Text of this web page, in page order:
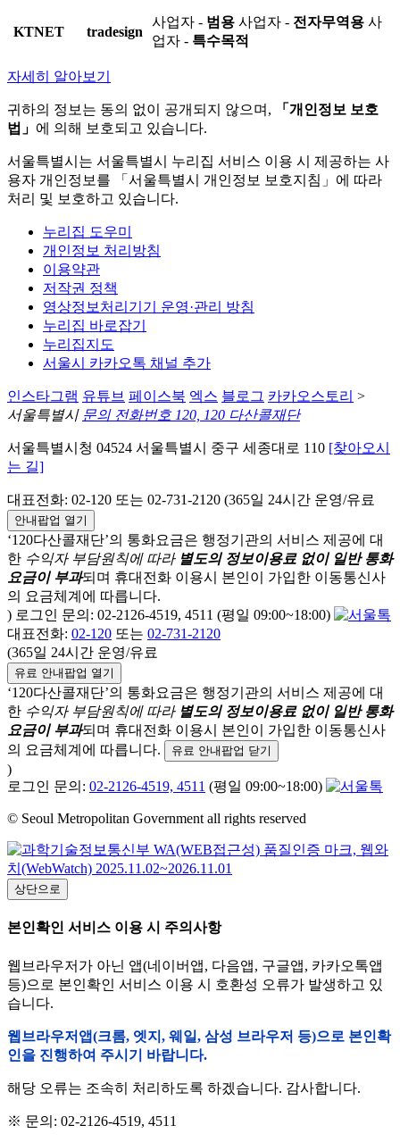
KTNET tradesign
사업자 - 범용 사업자 - 전자무역용 사
업자 - 특수목적
자세히 알아보기
귀하의 정보는 동의 없이 공개되지 않으며,
「개인정보 보호
법」 에 의해 보호되고 있습니다.
서울특별시는 서울특별시 누리집 서비스 이용 시 제공하는 사
용자 개인정보를 「서울특별시 개인정보 보호지침」에 따라
처리 및 보호하고 있습니다.
누리집 도우미
개인정보 처리방침
이용약관
저작권 정책
영상정보처리기기 운영·관리 방침
누리집 바로잡기
누리집지도
서울시 카카오톡 채널 추가
인스타그램 유튜브 페이스북 엑스 블로그 카카오스토리 >
서울특별시 문의 전화번호 120, 120 다산콜재단
서울특별시청 04524 서울특별시 중구 세종대로 110 [찾아오시
는 길]
대표전화: 02-120 또는 02-731-2120 (365일 24시간 운영/유료
안내팝업 열기
‘120다산콜재단’의 통화요금은 행정기관의 서비스 제공에 대
한 수익자 부담원칙에 따라 별도의 정보이용료 없이 일반 통화
요금이 부과되며 휴대전화 이용시 본인이 가입한 이동통신사
의 요금체계에 따릅니다.
) 로그인 문의: 02-2126-4519, 4511 (평일 09:00~18:00)
대표전화: 02-120 또는 02-731-2120
(365일 24시간 운영/유료
유료 안내팝업 열기
‘120다산콜재단’의 통화요금은 행정기관의 서비스 제공에 대
한 수익자 부담원칙에 따라 별도의 정보이용료 없이 일반 통화
요금이 부과되며 휴대전화 이용시 본인이 가입한 이동통신사
의 요금체계에 따릅니다.
유료 안내팝업 닫기
)
로그인 문의: 02-2126-4519, 4511 (평일 09:00~18:00)
© Seoul Metropolitan Government all rights reserved
상단으로
본인확인 서비스 이용 시 주의사항
웹브라우저가 아닌 앱(네이버앱, 다음앱, 구글앱, 카카오톡앱
등)으로 본인확인 서비스 이용 시 호환성 오류가 발생하고 있
습니다.
웹브라우저앱(크롬, 엣지, 웨일, 삼성 브라우저 등)으로 본인확
인을 진행하여 주시기 바랍니다.
해당 오류는 조속히 처리하도록 하겠습니다. 감사합니다.
※ 문의: 02-2126-4519, 4511